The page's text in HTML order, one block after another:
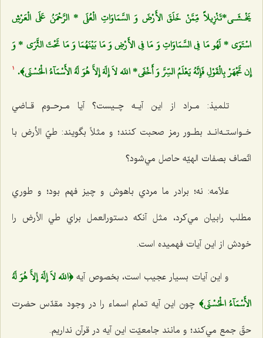
يَخْـشَـي*تَنْزِيلاً مِّمَّنْ خَلَقَ الأَرْضَ وَ السَّمَاوَاتِ الْعُلَي * الرَّحْمَنُ عَلَي الْعَرْشِ
اسْتَوَي * لَهُو مَا فِي السَّمَاوَاتِ وَ مَا فِي الأَرْضِ وَ مَا بَيْنَهُمَا وَ مَا تَحْتَ الثَّرَي * وَ
إِن تَجْهَرْ بِالْقَوْلِ فَإِنَّهُ يَعْلَمُ السِّرَّ وَ أَخْفَي* اللَه لاَ إِلَهَ إِلاَّ هُوَ لَهُ الأَسْمَآءُ الْحُسْنَي﴾. 1
تلميذ: مـراد از اين آيـه چـيست؟ آيا مـرحـوم قـاضي
خـواستـه‌انـد بطـور رمز صحبت كنند؛ و مثلاً بگويند: طيّ الأرض با
اتّصاف بصفات الهيّه حاصل مي‌شود؟
علاّمه: نه؛ برادر ما مردي باهوش و چيز فهم بود؛ و طوري
مطلب رابيان مي‌كرد، مثل آنكه دستورالعمل براي طي الأرض را
خودش از اين آيات فهميده است.
و اين آيات بسيار عجيب است، بخصوص آيه ﴿اللَه لاَ إِلَهَ إِلاَّ هُوَ لَهُ
الأَسْمَآءُ الْحُسْنَي﴾ چون اين آيه تمام اسماء را در وجود مقدّس حضرت
حقّ جمع مي‌كند؛ و مانند جامعيّت اين آيه در قرآن نداريم.